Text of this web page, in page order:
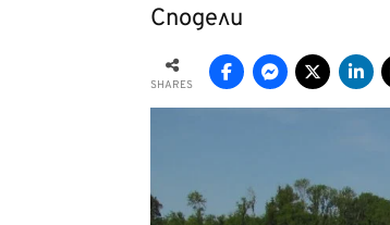
Сподели
SHARES